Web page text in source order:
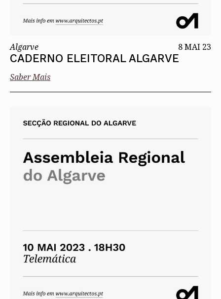
Algarve 8 MAI 23
CADERNO ELEITORAL ALGARVE
Saber Mais